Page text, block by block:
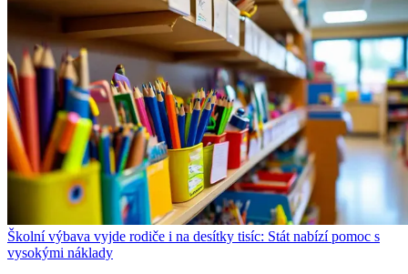
Školní výbava vyjde rodiče i na desítky tisíc: Stát nabízí pomoc s
vysokými náklady